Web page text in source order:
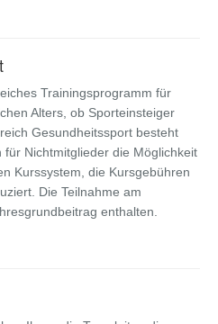
Trainingsprogramm für
Alters, ob Sporteinsteiger
Gesundheitssport besteht
Nichtmitglieder die Möglichkeit
Kurssystem, die Kursgebühren
Die Teilnahme am
enthalten.